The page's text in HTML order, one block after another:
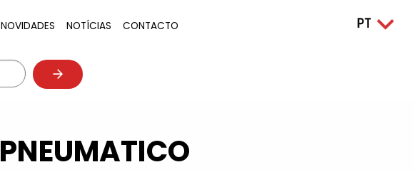
NOVIDADES NOTÍCIAS CONTACTO
PNEUMATICO